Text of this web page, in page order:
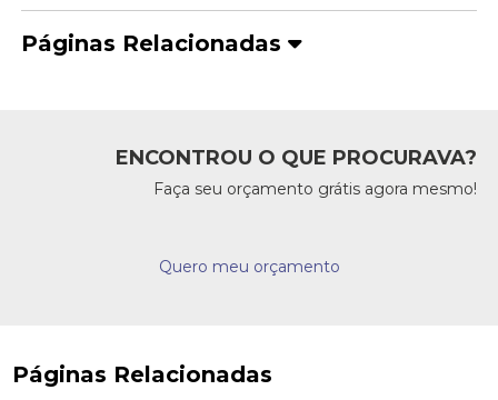
Páginas Relacionadas
ENCONTROU O QUE PROCURAVA?
Faça seu orçamento grátis agora mesmo!
Quero meu orçamento
Páginas Relacionadas